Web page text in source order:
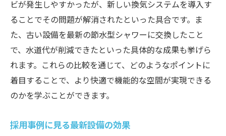
ビが発生しやすかったが、新しい換気システムを導入す
ることでその問題が解消されたといった具合です。ま
た、古い設備を最新の節水型シャワーに交換したこと
で、水道代が削減できたといった具体的な成果も挙げら
れます。これらの比較を通じて、どのようなポイントに
着目することで、より快適で機能的な空間が実現できる
のかを学ぶことができます。
採用事例に見る最新設備の効果